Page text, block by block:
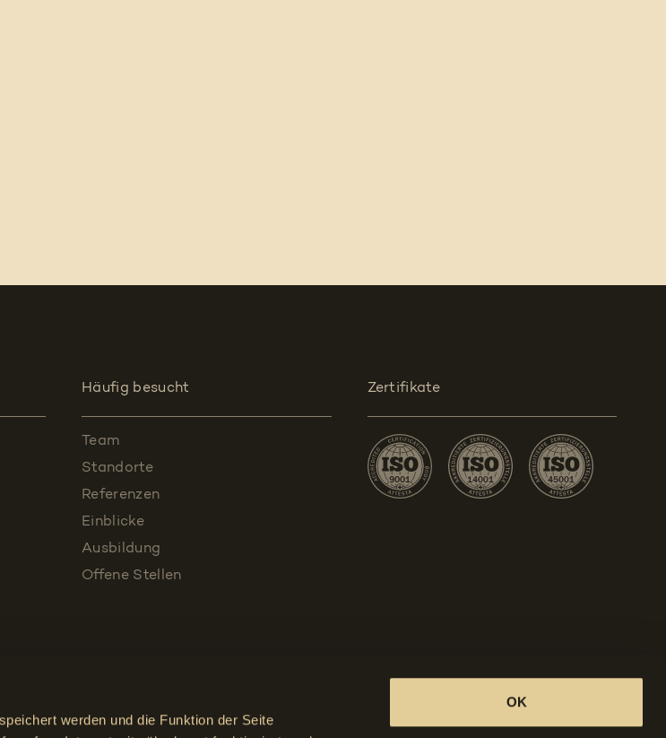
werden und die Funktion der Seite
OK
Häufig besucht
Team
Standorte
Referenzen
Einblicke
Ausbildung
Offene Stellen
Zertifikate